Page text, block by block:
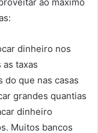
dinheiro nos
taxas
do que nas casas
grandes quantias
dinheiro
Muitos bancos